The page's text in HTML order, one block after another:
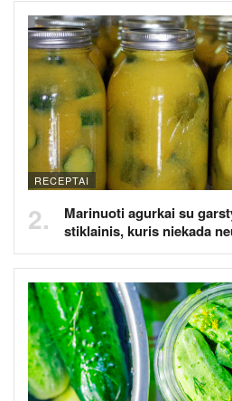
RECEPTAI
Marinuoti agurkai su
stiklainis, kuris niekada